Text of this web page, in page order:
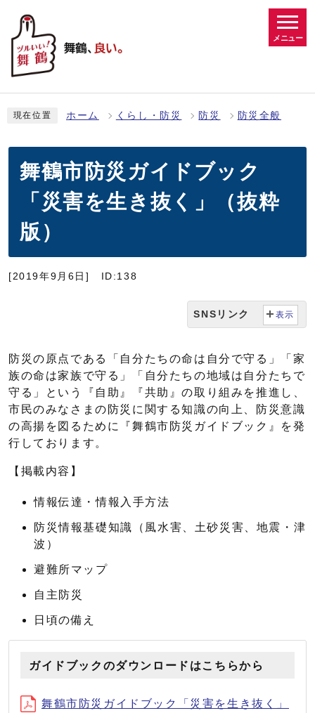
メニュー
現在位置 ホーム くらし・防災 防災 防災全般
舞鶴市防災ガイドブック
「災害を生き抜く」（抜粋
版）
[2019年9月6日] ID:138
SNSリンク 表示
防災の原点である「自分たちの命は自分で守る」「家
族の命は家族で守る」「自分たちの地域は自分たちで
守る」という『自助』『共助』の取り組みを推進し、
市民のみなさまの防災に関する知識の向上、防災意識
の高揚を図るために『舞鶴市防災ガイドブック』を発
行しております。
【掲載内容】
情報伝達・情報入手方法
防災情報基礎知識（風水害、土砂災害、地震・津
波）
避難所マップ
自主防災
日頃の備え
ガイドブックのダウンロードはこちらから
舞鶴市防災ガイドブック「災害を生き抜く」